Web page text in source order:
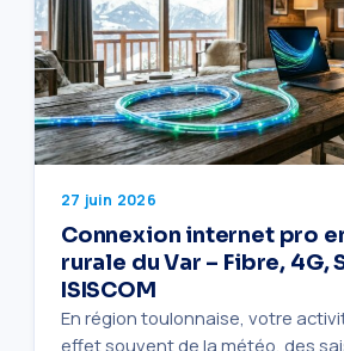
27 juin 2026
Connexion internet pro
rurale du Var – Fibre, 4G,
ISISCOM
En région toulonnaise, votre
effet souvent de la météo, des